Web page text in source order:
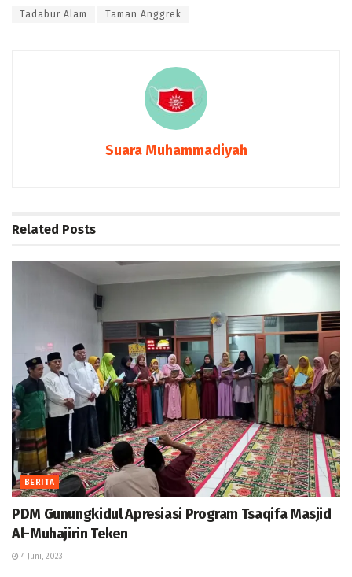
Tadabur Alam Taman Anggrek
Suara Muhammadiyah
Related Posts
BERITA
PDM Gunungkidul Apresiasi Program Tsaqifa Masjid
Al-Muhajirin Teken
4 Juni, 2023